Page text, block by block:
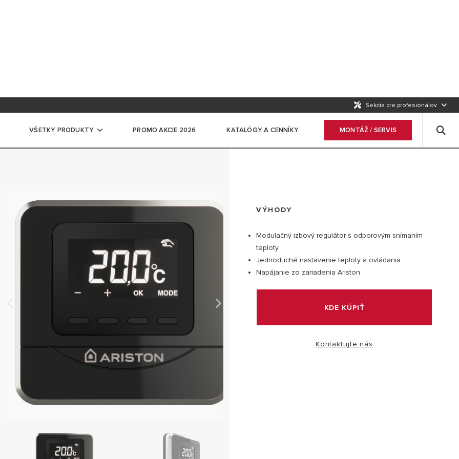
Sekcia pre profesionálov
pre profesionálov
NÁVŠTEVA
VŠETKY PRODUKTY
ZÁSOBNÍKOVÉ OHRIEVAČE VODY
ELEKTRICKÉ ZÁSOBNÍKOVÉ OHRIEVAČE
OD OHRIEVAČE VODY
PROMO AKCIE 2026 KATALÓGY A CENNÍKY MONTÁŽ / SERVIS
VÝHODY
Modulačný izbový regulátor s odporovým snímaním
teploty.
Jednoduché nastavenie teploty a ovládania
Napájanie zo zariadenia Ariston
KDE KÚPIŤ
Kontaktujte nás